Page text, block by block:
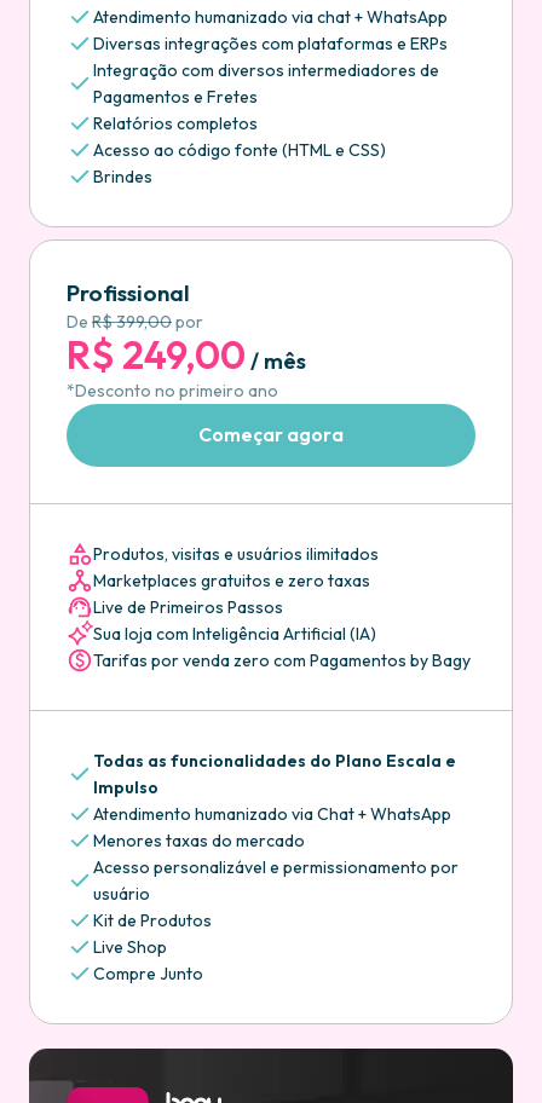
Atendimento humanizado via chat + WhatsApp
Diversas integrações com plataformas e ERPs
Integração com diversos intermediadores de
Pagamentos e Fretes
Relatórios completos
Acesso ao código fonte (HTML e CSS)
Brindes
Profissional
De R$ 399,00por
R$ 249,00 / mês
*Desconto no primeiro ano
Começar agora
Produtos, visitas e usuários ilimitados
Marketplaces gratuitos e zero taxas
Live de Primeiros Passos
Sua loja com Inteligência Artificial (IA)
Tarifas por venda zero com Pagamentos by Bagy
Todas as funcionalidades do Plano Escala e
Impulso
Atendimento humanizado via Chat + WhatsApp
Menores taxas do mercado
Acesso personalizável e permissionamento por
usuário
Kit de Produtos
Live Shop
Compre Junto